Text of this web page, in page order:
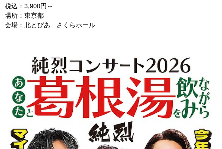
税込： 3,900円～
場所： 東京都
会場： 北とぴあ さくらホール